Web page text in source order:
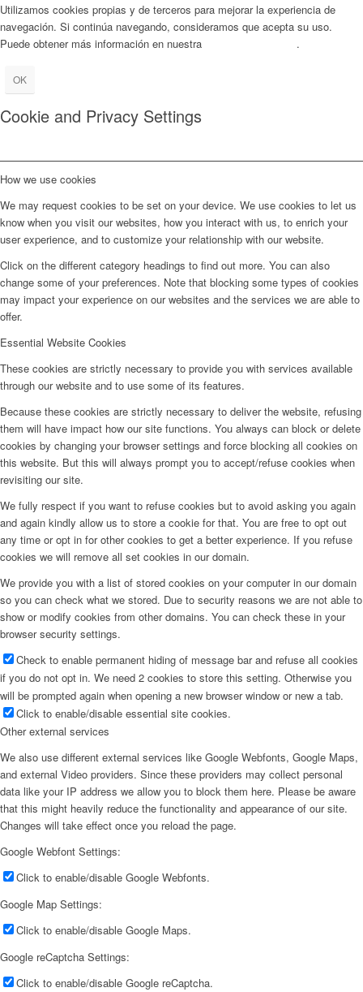
Utilizamos cookies propias y de terceros para mejorar la experiencia de
navegación. Si continúa navegando, consideramos que acepta su uso.
Puede obtener más información en nuestra
.
OK
Cookie and Privacy Settings
How we use cookies
We may request cookies to be set on your device. We use cookies to let us
know when you visit our websites, how you interact with us, to enrich your
user experience, and to customize your relationship with our website.
Click on the different category headings to find out more. You can also
change some of your preferences. Note that blocking some types of cookies
may impact your experience on our websites and the services we are able to
offer.
Essential Website Cookies
These cookies are strictly necessary to provide you with services available
through our website and to use some of its features.
Because these cookies are strictly necessary to deliver the website, refusing
them will have impact how our site functions. You always can block or delete
cookies by changing your browser settings and force blocking all cookies on
this website. But this will always prompt you to accept/refuse cookies when
revisiting our site.
We fully respect if you want to refuse cookies but to avoid asking you again
and again kindly allow us to store a cookie for that. You are free to opt out
any time or opt in for other cookies to get a better experience. If you refuse
cookies we will remove all set cookies in our domain.
We provide you with a list of stored cookies on your computer in our domain
so you can check what we stored. Due to security reasons we are not able to
show or modify cookies from other domains. You can check these in your
browser security settings.
Check to enable permanent hiding of message bar and refuse all cookies
if you do not opt in. We need 2 cookies to store this setting. Otherwise you
will be prompted again when opening a new browser window or new a tab.
Click to enable/disable essential site cookies.
Other external services
We also use different external services like Google Webfonts, Google Maps,
and external Video providers. Since these providers may collect personal
data like your IP address we allow you to block them here. Please be aware
that this might heavily reduce the functionality and appearance of our site.
Changes will take effect once you reload the page.
Google Webfont Settings:
Click to enable/disable Google Webfonts.
Google Map Settings:
Click to enable/disable Google Maps.
Google reCaptcha Settings:
Click to enable/disable Google reCaptcha.